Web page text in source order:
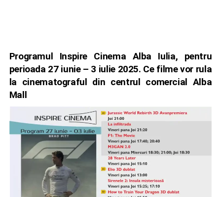
Programul Inspire Cinema Alba Iulia, pentru
perioada 27 iunie – 3 iulie 2025. Ce filme vor rula
la cinematograful din centrul comercial Alba
Mall